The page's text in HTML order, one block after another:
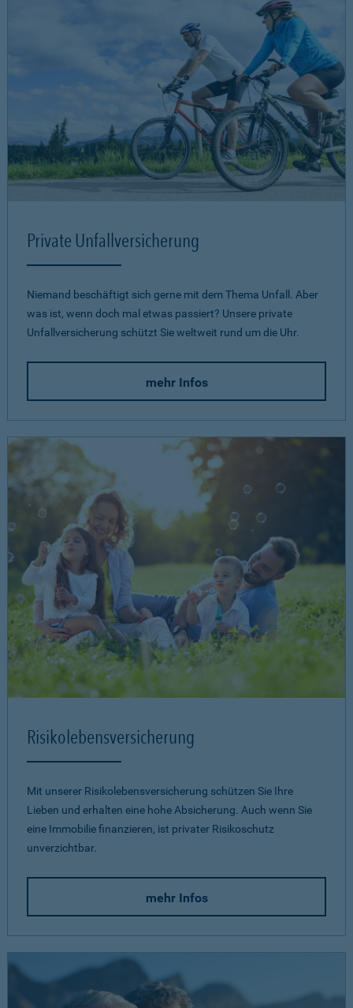
Private Unfallversicherung
Niemand beschäftigt sich gerne mit dem Thema Unfall. Aber
was ist, wenn doch mal etwas passiert? Unsere private
Unfallversicherung schützt Sie weltweit rund um die Uhr.
mehr Infos
Risikolebensversicherung
Mit unserer Risikolebensversicherung schützen Sie Ihre
Lieben und erhalten eine hohe Absicherung. Auch wenn Sie
eine Immobilie finanzieren, ist privater Risikoschutz
unverzichtbar.
mehr Infos